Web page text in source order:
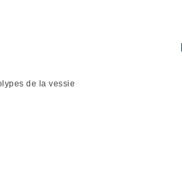
de la vessie